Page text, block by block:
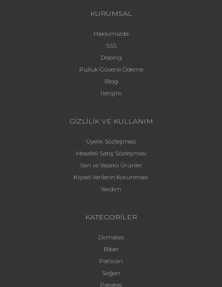
KURUMSAL
Hakkımızda
SSS
Doping
Pulluk Güvenli Ödeme
Blog
İletişim
GİZLİLİK VE KULLANIM
Üyelik Sözleşmesi
Mesafeli Satış Sözleşmesi
İlan ve Yasaklı Ürünler
Kişisel Verilerin Korunması
Yardım
KATEGORİLER
Domates
Biber
Patlıcan
Soğan
Patates